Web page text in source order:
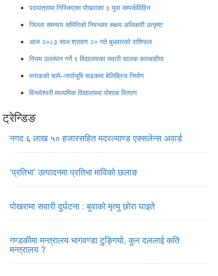
पदयात्रामा निस्किएका पोखराका ३ युवा सम्पर्कविहिन
जिल्ला समन्वय समितिको निवन्धमा सक्षम अधिकारी उत्कृष्ट
आज २०८३ साल श्रावण २० गते बुधवारको राशिफल
नियम उल्लंघन गर्ने ९ विद्यालयका सवारी चालक कारबाहीमा
मनाङको चामे–नार्पाभूमि सडकमा बेलिब्रिज निर्माण
विन्ध्येश्वरी माध्यमिक विद्यालयमा पोशाक वितरण
ट्रेन्डिङ
नगद ६ लाख ५० हजारसहित मदरल्याण्ड एक्सलेन्स अवार्ड
‘प्रतिभा’ उत्पादनमा प्रतिभा माविको छलाङ
पोखरामा सवारी दुर्घटना : बुवाको मृत्यु छोरा घाइते
गण्डकीमा मन्त्रालय भागवण्डा टुङ्गियो, कुन दललाई कति
मन्त्रालय ?